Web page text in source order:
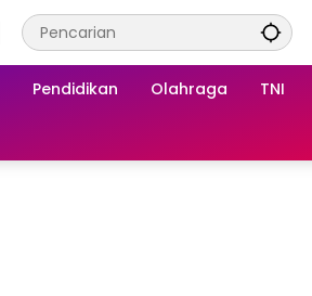
Pendidikan Olahraga TNI